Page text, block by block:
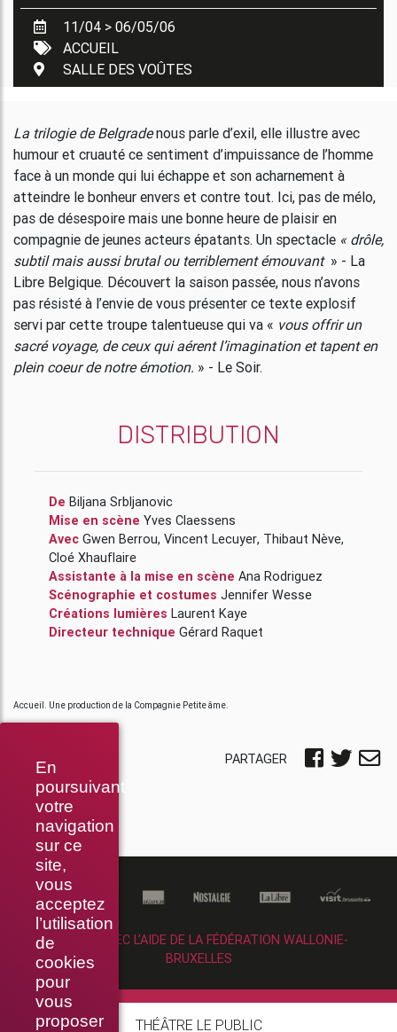
En
poursuivant
votre
navigation
sur ce
site,
vous
acceptez
l’utilisation
de
cookies
pour
vous
proposer
11/04 > 06/05/06
ACCUEIL
SALLE DES VOÛTES
La trilogie de Belgradenous parle d’exil, elle illustre avec
humour et cruauté ce sentiment d’impuissance de l’homme
face à un monde qui lui échappe et son acharnement à
atteindre le bonheur envers et contre tout. Ici, pas de mélo,
pas de désespoire mais une bonne heure de plaisir en
compagnie de jeunes acteurs épatants. Un spectacle « drôle,
subtil mais aussi brutal ou terriblement émouvant » - La
Libre Belgique. Découvert la saison passée, nous n’avons
pas résisté à l’envie de vous présenter ce texte explosif
servi par cette troupe talentueuse qui va « vous offrir un
sacré voyage, de ceux qui aérent l’imagination et tapent en
plein coeur de notre émotion. » - Le Soir.
DISTRIBUTION
De Biljana Srbljanovic
Mise en scène
Yves Claessens
Avec Gwen Berrou, Vincent Lecuyer, Thibaut Nève,
Cloé Xhauflaire
Assistante à la mise en scène Ana Rodriguez
Scénographie et costumes Jennifer Wesse
Créations lumières Laurent Kaye
Directeur technique Gérard Raquet
Accueil. Une production de la Compagnie Petite âme.
PARTAGER
RÉALISÉ AVEC L’AIDE DE LA FÉDÉRATION WALLONIE-
BRUXELLES
THÉÂTRE LE PUBLIC